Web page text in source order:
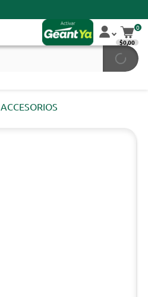
0
$0,00
ACCESORIOS